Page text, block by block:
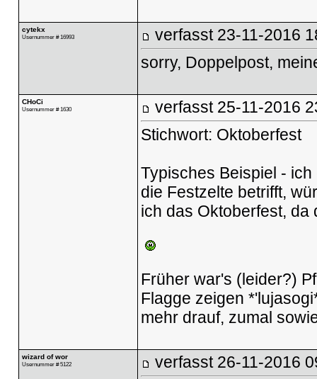
cytekx
Usernummer # 16993 verfasst 23-11-2016
sorry, Doppelpost,
CHoCi
Usernummer # 1630 verfasst 25-11-2016
Stichwort: Oktoberfest
Typisches Beispiel -
die Festzelte betrifft,
ich das Oktoberfest, da
Früher war's (leider?)
Flagge zeigen
mehr drauf, zumal
wizard of wor
Usernummer # 5122 verfasst 26-11-2016